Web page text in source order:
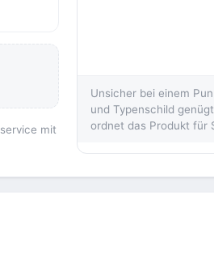
mit
Unsicher bei einem
und Typenschild
ordnet das Produkt für